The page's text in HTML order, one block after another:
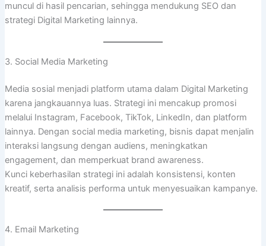
muncul di hasil pencarian, sehingga mendukung SEO dan
strategi Digital Marketing lainnya.
3. Social Media Marketing
Media sosial menjadi platform utama dalam Digital Marketing
karena jangkauannya luas. Strategi ini mencakup promosi
melalui Instagram, Facebook, TikTok, LinkedIn, dan platform
lainnya. Dengan social media marketing, bisnis dapat menjalin
interaksi langsung dengan audiens, meningkatkan
engagement, dan memperkuat brand awareness.
Kunci keberhasilan strategi ini adalah konsistensi, konten
kreatif, serta analisis performa untuk menyesuaikan kampanye.
4. Email Marketing